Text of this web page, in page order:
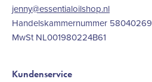
jenny@essentialoilshop.nl
Handelskammernummer 58040269
MwSt NL001980224B61
Kundenservice